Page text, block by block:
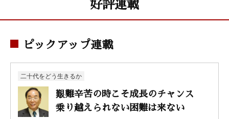
ピックアップ連載
二十代をどう生きるか
艱難辛苦の時こそ成長のチャンス
乗り越えられない困難は来ない